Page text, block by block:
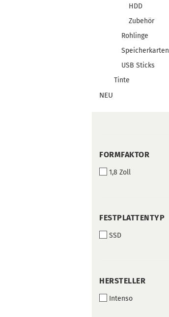
HDD
Zubehör
Rohlinge
Speicherkarten
USB Sticks
Tinte
NEU
FORMFAKTOR
FORMFAKTOR
1,8 Zoll
FESTPLATTENTYP
FESTPLATTENTYP
SSD
HERSTELLER
HERSTELLER
Intenso